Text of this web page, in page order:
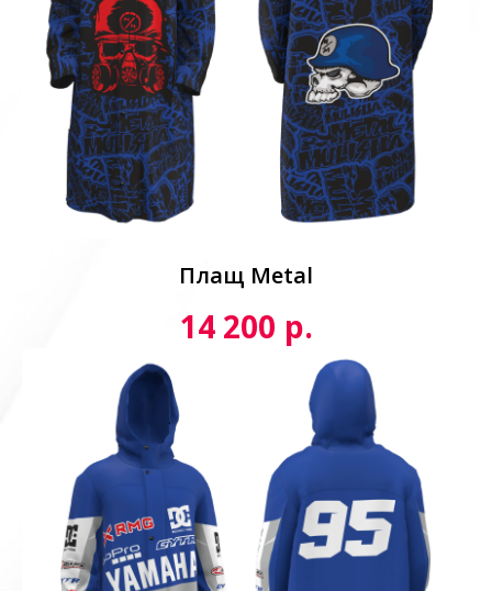
Плащ Metal
14 200 р.